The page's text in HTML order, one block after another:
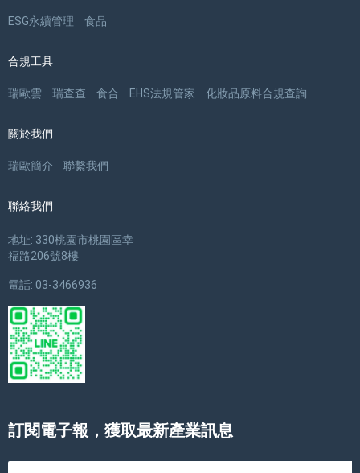
ESG永續管理 食品
合規工具
瑞歐雲 瑞查查 食合 EHS法規管家 化妝品原料合規查詢
關於我們
瑞歐簡介 聯繫我們
聯絡我們
地址: 330桃園市桃園區幸
福路206號8樓
電話: 03-3466936
訂閱電子報，獲取最新產業訊息